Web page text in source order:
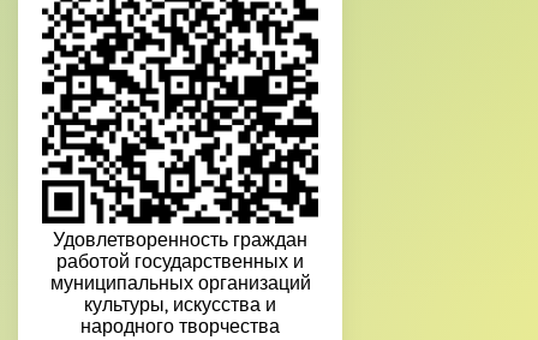
Удовлетворенность граждан
работой государственных и
муниципальных организаций
культуры, искусства и
народного творчества